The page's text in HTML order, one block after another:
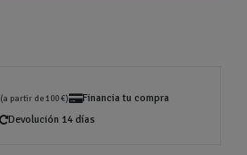
(a partir de 100 €)
Financia tu compra
Devolución 14 días